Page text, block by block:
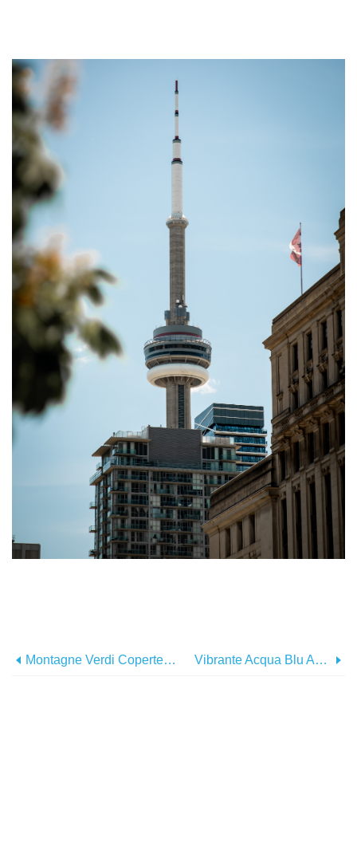
Montagne Verdi Coperte Di Neve Sotto Soffici Nuvole Foto Vibrante Acqua Blu Acqua Sotto Il Bordo Della Scogliera Foto